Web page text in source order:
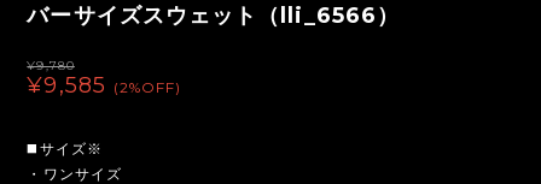
バーサイズスウェット（lli_6566）
¥9,780
¥9,585 (2%OFF)
◼️サイズ※
・ワンサイズ